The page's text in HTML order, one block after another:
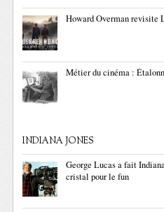
Howard Overman revisite
Métier du cinéma :
INDIANA JONES
George Lucas a fait
cristal pour le fun